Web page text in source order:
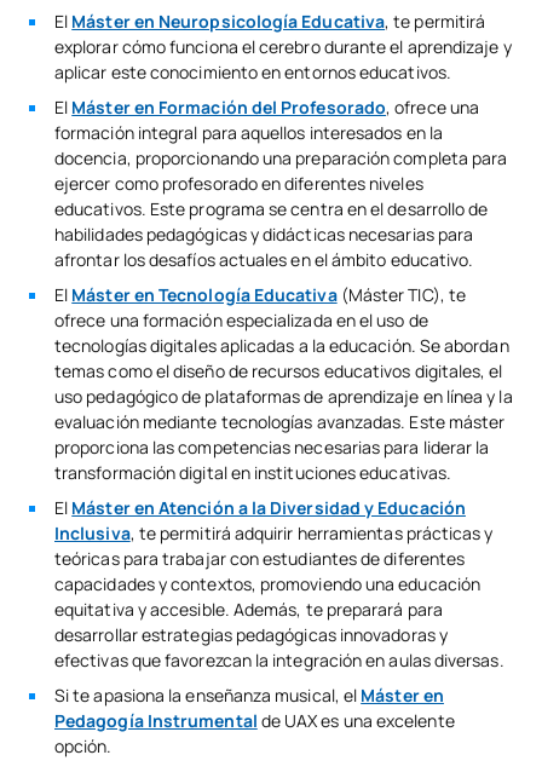
El Máster en Neuropsicología Educativa, te permitirá
explorar cómo funciona el cerebro durante el aprendizaje y
aplicar este conocimiento en entornos educativos.
El Máster en Formación del Profesorado, ofrece una
formación integral para aquellos interesados en la
docencia, proporcionando una preparación completa para
ejercer como profesorado en diferentes niveles
educativos. Este programa se centra en el desarrollo de
habilidades pedagógicas y didácticas necesarias para
afrontar los desafíos actuales en el ámbito educativo.
El Máster en Tecnología Educativa(Máster TIC), te
ofrece una formación especializada en el uso de
tecnologías digitales aplicadas a la educación. Se abordan
temas como el diseño de recursos educativos digitales, el
uso pedagógico de plataformas de aprendizaje en línea y la
evaluación mediante tecnologías avanzadas. Este máster
proporciona las competencias necesarias para liderar la
transformación digital en instituciones educativas.
El Máster en Atención a la Diversidad y Educación
Inclusiva, te permitirá adquirir herramientas prácticas y
teóricas para trabajar con estudiantes de diferentes
capacidades y contextos, promoviendo una educación
equitativa y accesible. Además, te preparará para
desarrollar estrategias pedagógicas innovadoras y
efectivas que favorezcan la integración en aulas diversas.
Si te apasiona la enseñanza musical, el Máster en
Pedagogía Instrumental de UAX es una excelente
opción.